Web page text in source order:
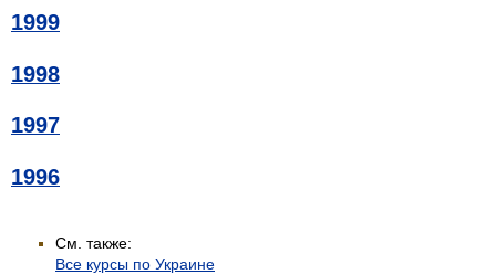
1999
1998
1997
1996
См. также:
Все курсы по Украине